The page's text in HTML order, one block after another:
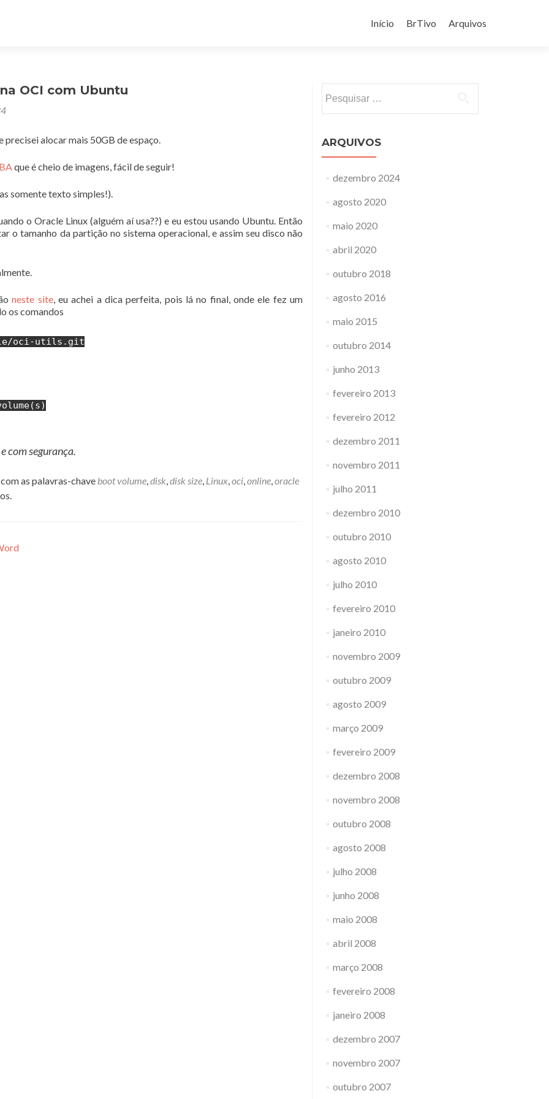
para
Início BrTivo Arquivos
OCI com Ubuntu
precisei alocar mais 50GB de espaço.
que é cheio de imagens, fácil de seguir!
somente texto simples!).
o Oracle Linux (alguém aí usa??) e eu estou usando Ubuntu. Então
o tamanho da partição no sistema operacional, e assim seu disco não
neste site, eu achei a dica perfeita, pois lá no final, onde ele fez um
os comandos
oci-utils.git
com segurança.
com as palavras-chave boot volume,disk,disk size, Linux,oci,online,oracle
por:
ARQUIVOS
dezembro 2024
agosto 2020
maio 2020
abril 2020
outubro 2018
agosto 2016
maio 2015
outubro 2014
junho 2013
fevereiro 2013
fevereiro 2012
dezembro 2011
novembro 2011
julho 2011
dezembro 2010
outubro 2010
agosto 2010
julho 2010
fevereiro 2010
janeiro 2010
novembro 2009
outubro 2009
agosto 2009
março 2009
fevereiro 2009
dezembro 2008
novembro 2008
outubro 2008
agosto 2008
julho 2008
junho 2008
maio 2008
abril 2008
março 2008
fevereiro 2008
janeiro 2008
dezembro 2007
novembro 2007
outubro 2007